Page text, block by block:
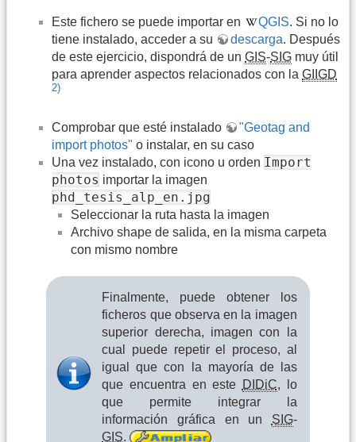
Este fichero se puede importar en QGIS. Si no lo
tiene instalado, acceder a su
descarga. Después
de este ejercicio, dispondrá de un GIS-SIG muy útil
para aprender aspectos relacionados con la GIIGD
2)
Comprobar que esté instalado
"Geotag and
import photos" o instalar, en su caso
Una vez instalado, con icono u orden Import
photos importar la imagen
phd_tesis_alp_en.jpg
Seleccionar la ruta hasta la imagen
Archivo shape de salida, en la misma carpeta
con mismo nombre
Finalmente, puede obtener los
ficheros que observa en la imagen
superior derecha, imagen con la
cual puede repetir el proceso, al
igual que con la mayoría de las
que encuentra en este DIDiC, lo
que permite integrar la
información gráfica en un SIG-
GIS.